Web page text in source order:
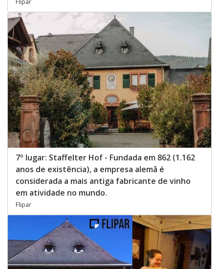
Flipar
7º lugar: Staffelter Hof - Fundada em 862 (1.162
anos de existência), a empresa alemã é
considerada a mais antiga fabricante de vinho
em atividade no mundo.
Flipar